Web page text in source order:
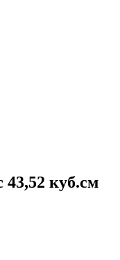
43,52 куб.см